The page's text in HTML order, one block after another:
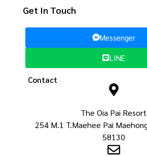
Get In Touch
Messenger
LINE
Contact
The Oia Pai Resort
254 M.1 T.Maehee Pai
58130